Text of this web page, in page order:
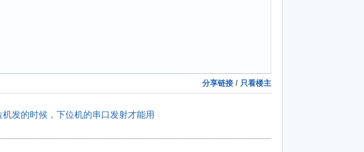
分享链接 / 只看楼主
发的时候，下位机的串口发射才能用